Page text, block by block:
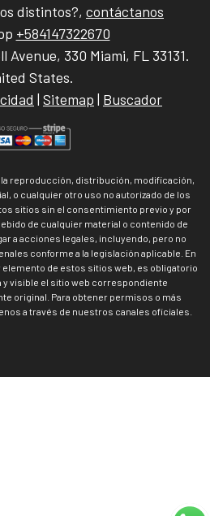
distintos?, contáctanos
+584147322670
Avenue, 330 Miami, FL 33131.
States.
| Sitemap | Buscador
reproducción, distribución, modificación,
o cualquier otro uso no autorizado de los
sitios sin el consentimiento previo y por
de cualquier material o contenido de
a acciones legales, incluyendo, pero no
conforme a la legislación aplicable. En
de estos sitios web, es obligatorio
y visible el sitio web correspondiente
original. Para obtener permisos o más
a través de nuestros canales oficiales.